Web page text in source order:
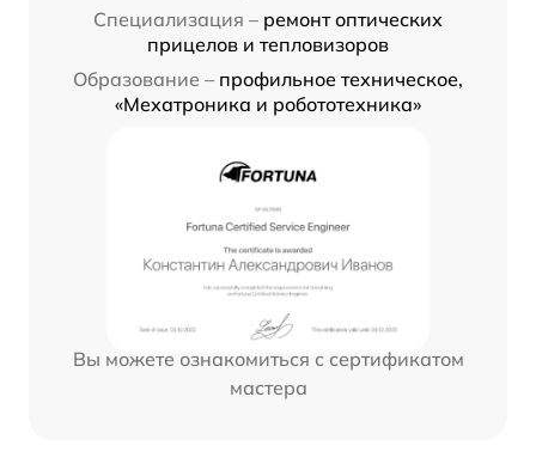
Специализация – ремонт оптических
прицелов и тепловизоров
Образование – профильное техническое,
«Мехатроника и робототехника»
Вы можете ознакомиться с сертификатом
мастера